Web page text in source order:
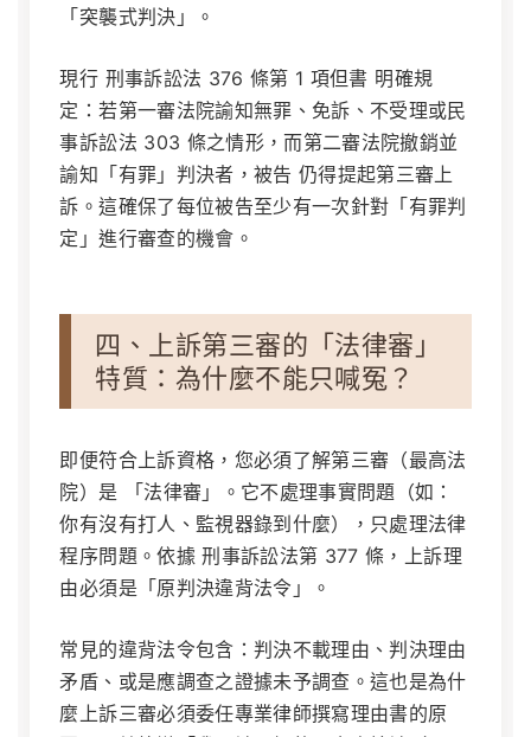
「突襲式判決」。
現行 刑事訴訟法 376 條第 1 項但書 明確規
定：若第一審法院諭知無罪、免訴、不受理或民
事訴訟法 303 條之情形，而第二審法院撤銷並
諭知「有罪」判決者，被告 仍得提起第三審上
訴。這確保了每位被告至少有一次針對「有罪判
定」進行審查的機會。
四、上訴第三審的「法律審」
特質：為什麼不能只喊冤？
即便符合上訴資格，您必須了解第三審（最高法
院）是 「法律審」。它不處理事實問題（如：
你有沒有打人、監視器錄到什麼），只處理法律
程序問題。依據刑事訴訟法第 377 條 ，上訴理
由必須是「原判決違背法令」。
常見的違背法令包含：判決不載理由、判決理由
矛盾、或是應調查之證據未予調查。這也是為什
麼上訴三審必須委任專業律師撰寫理由書的原